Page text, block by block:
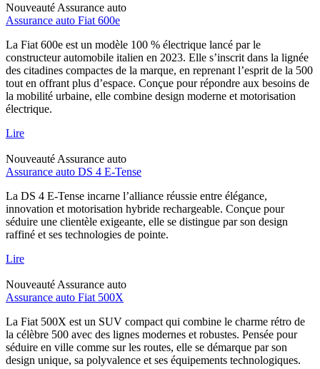
Nouveauté Assurance auto
Assurance auto Fiat 600e
La Fiat 600e est un modèle 100 % électrique lancé par le
constructeur automobile italien en 2023. Elle s’inscrit dans la lignée
des citadines compactes de la marque, en reprenant l’esprit de la 500
tout en offrant plus d’espace. Conçue pour répondre aux besoins de
la mobilité urbaine, elle combine design moderne et motorisation
électrique.
Lire
Nouveauté Assurance auto
Assurance auto DS 4 E-Tense
La DS 4 E-Tense incarne l’alliance réussie entre élégance,
innovation et motorisation hybride rechargeable. Conçue pour
séduire une clientèle exigeante, elle se distingue par son design
raffiné et ses technologies de pointe.
Lire
Nouveauté Assurance auto
Assurance auto Fiat 500X
La Fiat 500X est un SUV compact qui combine le charme rétro de
la célèbre 500 avec des lignes modernes et robustes. Pensée pour
séduire en ville comme sur les routes, elle se démarque par son
design unique, sa polyvalence et ses équipements technologiques.